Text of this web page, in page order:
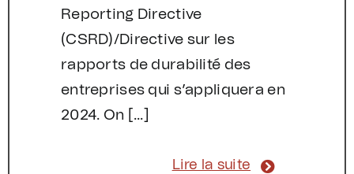
Reporting Directive
(CSRD)/Directive sur les
rapports de durabilité des
entreprises qui s’appliquera en
2024. On [...]
Lire la suite